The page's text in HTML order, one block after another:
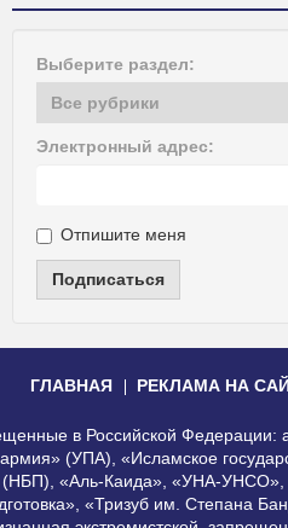
Выберите раздел:
Электронный адрес:
Отпишите меня
Подписаться
ГЛАВНАЯ РЕКЛАМА НА
в Российской
армия» (УПА), «Исламское
«Аль-Каида», «УНА-УНСО»,
«Тризуб им.